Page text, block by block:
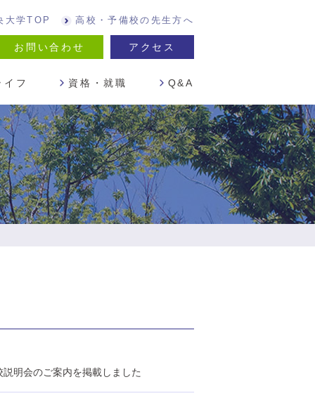
大学TOP 高校・予備校の先生方へ
お問い合わせ アクセス
フ 資格・就職 Q&A
明会のご案内を掲載しました